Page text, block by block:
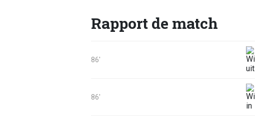
Rapport de match
86'
86'